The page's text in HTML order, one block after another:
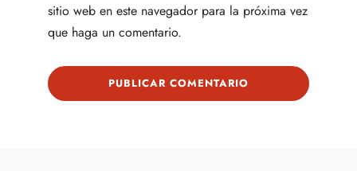
sitio web en este navegador para la próxima vez
que haga un comentario.